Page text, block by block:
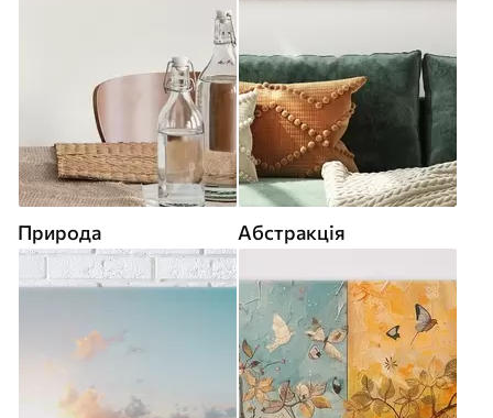
Природа Абстракція